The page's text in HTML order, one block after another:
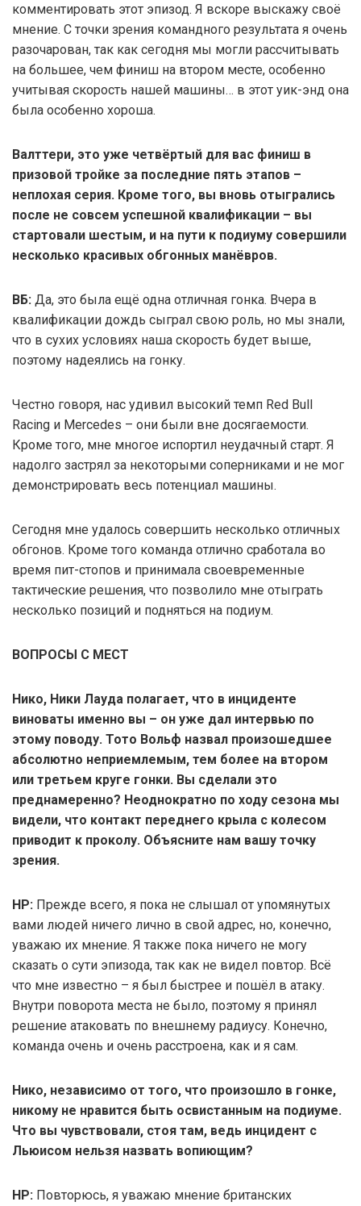
комментировать этот эпизод. Я вскоре выскажу своё
мнение. С точки зрения командного результата я очень
разочарован, так как сегодня мы могли рассчитывать
на большее, чем финиш на втором месте, особенно
учитывая скорость нашей машины… в этот уик-энд она
была особенно хороша.
Валттери, это уже четвёртый для вас финиш в
призовой тройке за последние пять этапов –
неплохая серия. Кроме того, вы вновь отыгрались
после не совсем успешной квалификации – вы
стартовали шестым, и на пути к подиуму совершили
несколько красивых обгонных манёвров.
ВБ: Да, это была ещё одна отличная гонка. Вчера в
квалификации дождь сыграл свою роль, но мы знали,
что в сухих условиях наша скорость будет выше,
поэтому надеялись на гонку.
Честно говоря, нас удивил высокий темп Red Bull
Racing и Mercedes – они были вне досягаемости.
Кроме того, мне многое испортил неудачный старт. Я
надолго застрял за некоторыми соперниками и не мог
демонстрировать весь потенциал машины.
Сегодня мне удалось совершить несколько отличных
обгонов. Кроме того команда отлично сработала во
время пит-стопов и принимала своевременные
тактические решения, что позволило мне отыграть
несколько позиций и подняться на подиум.
ВОПРОСЫ С МЕСТ
Нико, Ники Лауда полагает, что в инциденте
виноваты именно вы – он уже дал интервью по
этому поводу. Тото Вольф назвал произошедшее
абсолютно неприемлемым, тем более на втором
или третьем круге гонки. Вы сделали это
преднамеренно? Неоднократно по ходу сезона мы
видели, что контакт переднего крыла с колесом
приводит к проколу. Объясните нам вашу точку
зрения.
НР: Прежде всего, я пока не слышал от упомянутых
вами людей ничего лично в свой адрес, но, конечно,
уважаю их мнение. Я также пока ничего не могу
сказать о сути эпизода, так как не видел повтор. Всё
что мне известно – я был быстрее и пошёл в атаку.
Внутри поворота места не было, поэтому я принял
решение атаковать по внешнему радиусу. Конечно,
команда очень и очень расстроена, как и я сам.
Нико, независимо от того, что произошло в гонке,
никому не нравится быть освистанным на подиуме.
Что вы чувствовали, стоя там, ведь инцидент с
Льюисом нельзя назвать вопиющим?
НР: Повторюсь, я уважаю мнение британских